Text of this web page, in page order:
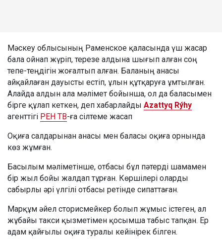
Мәскеу облысының Раменское қаласында үш жасар
бала ойнап жүріп, терезе алдына шығып алған соң
тепе-теңдігін жоғалтып алған. Баланың анасы
айқайлаған дауысты естіп, ұлын құтқаруға ұмтылған.
Алайда алдын ала мәлімет бойынша, ол да баласымен
бірге құлап кеткен, деп хабарлайды Azattyq Rýhy
агенттігі РЕН ТВ-ға сілтеме жасап
Оқиға салдарынан анасы мен баласы оқиға орнында
көз жұмған.
Басылым мәліметінше, отбасы бұл пәтерді шамамен
бір жыл бойы жалдап тұрған. Көршілері оларды
сабырлы әрі үлгілі отбасы ретінде сипаттаған.
Марқұм әйел сторисмейкер болып жұмыс істеген, ал
жұбайы такси қызметімен қосымша табыс тапқан. Ер
адам қайғылы оқиға туралы кейінірек білген.